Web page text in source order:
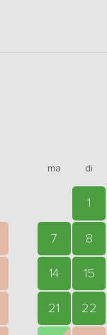
ma di
1
7 8
14 15
21 22